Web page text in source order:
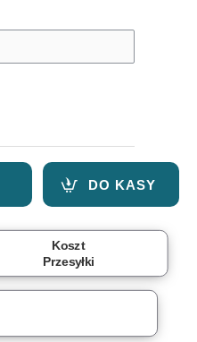
DO KASY
Koszt
Przesyłki